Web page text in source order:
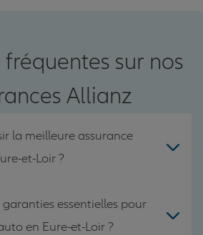
sur nos
Allianz
la meilleure assurance
et-Loir ?
garanties essentielles pour
en Eure-et-Loir ?